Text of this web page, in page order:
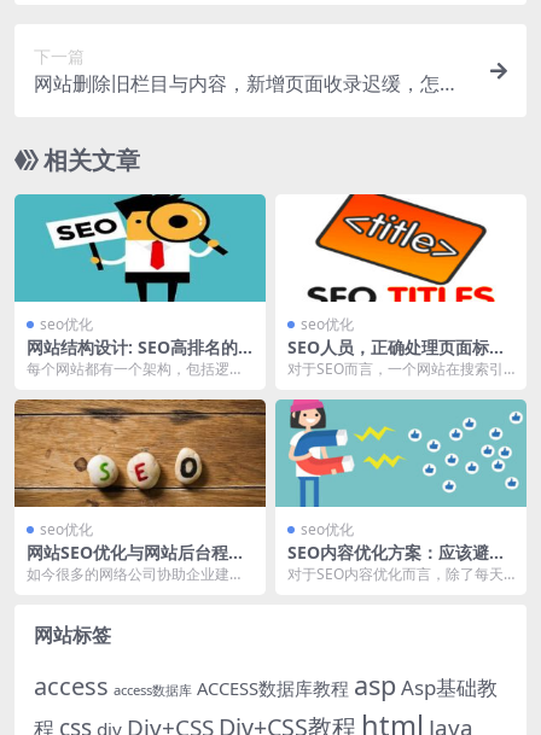
下一篇
网站删除旧栏目与内容，新增页面收录迟缓，怎么
相关文章
seo优化
网站结构设计: SEO高排名的
站内结构如何优化!
每个网站都有一个架构，包括逻辑
章，有的看着精炼简洁...
seo优化
SEO人员，正确处理页面标题
的三大思考？
对于SEO而言，一个网站在搜索引
程：创建内容、百度收...
seo优化
网站SEO优化与网站后台程序
有关系吗
如今很多的网络公司协助企业建
seo优化
SEO内容优化方案：应该避免
如下5个问题！
对于SEO内容优化而言，除了每天
网站标签
access access数据库 ACCESS数据库教程 asp Asp基础教
程 css div Div+CSS Div+CSS教程 html Java